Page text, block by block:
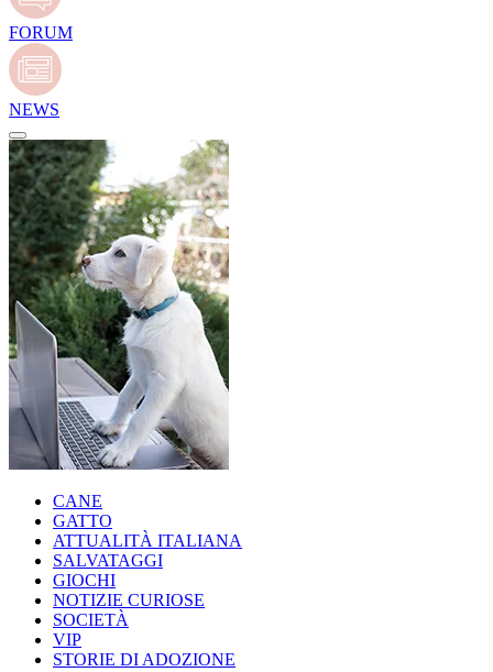
FORUM
NEWS
CANE
GATTO
ATTUALITÀ ITALIANA
SALVATAGGI
GIOCHI
NOTIZIE CURIOSE
SOCIETÀ
VIP
STORIE DI ADOZIONE